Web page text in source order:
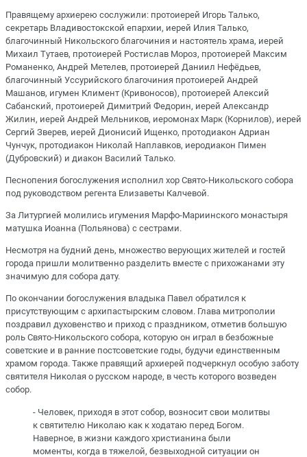
Правящему архиерею сослужили: протоиерей Игорь Талько,
секретарь Владивостокской епархии, иерей Илия Талько,
благочинный Никольского благочиния и настоятель храма, иерей
Михаил Тутаев, протоиерей Ростислав Мороз, протоиерей Максим
Романенко, Андрей Метелев, протоиерей Даниил Нефёдьев,
благочинный Уссурийского благочиния протоиерей Андрей
Машанов, игумен Климент (Кривоносов), протоиерей Алексий
Сабанский, протоиерей Димитрий Федорин, иерей Александр
Жилин, иерей Андрей Мельников, иеромонах Марк (Корнилов), иерей
Сергий Зверев, иерей Дионисий Ищенко, протодиакон Адриан
Чунчук, протодиакон Николай Наплавков, иеродиакон Пимен
(Дубровский) и диакон Василий Талько.
Песнопения богослужения исполнил хор Свято-Никольского собора
под руководством регента Елизаветы Калчевой.
За Литургией молились игумения Марфо-Мариинского монастыря
матушка Иоанна (Польянова) с сестрами.
Несмотря на будний день, множество верующих жителей и гостей
города пришли молитвенно разделить вместе с прихожанами эту
значимую для собора дату.
По окончании богослужения владыка Павел обратился к
присутствующим с архипастырским словом. Глава митрополии
поздравил духовенство и приход с праздником, отметив большую
роль Свято-Никольского собора, которую он играл в безбожные
советские и в ранние постсоветские годы, будучи единственным
храмом города. Также правящий архиерей подчеркнул особую заботу
святителя Николая о русском народе, в честь которого возведен
собор.
- Человек, приходя в этот собор, возносит свои молитвы
к святителю Николаю как к ходатаю перед Богом.
Наверное, в жизни каждого христианина были
моменты, когда в тяжелой, безвыходной ситуации он